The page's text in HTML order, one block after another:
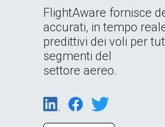
FlightAware fornisce
accurati, in tempo
predittivi dei voli per
segmenti del
settore aereo.